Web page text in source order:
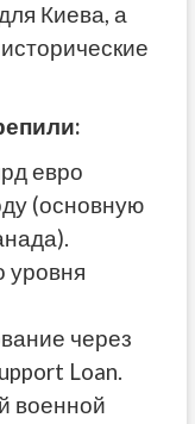
Киева, а
евро
(основную
уровня
через
Loan.
военной